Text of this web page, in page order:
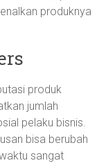
produknya
produk
jumlah
pelaku bisnis.
bisa berubah
sangat